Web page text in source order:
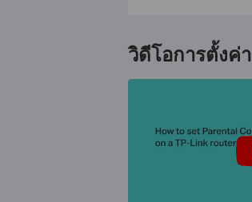
วิดีโอการตั้งค่า